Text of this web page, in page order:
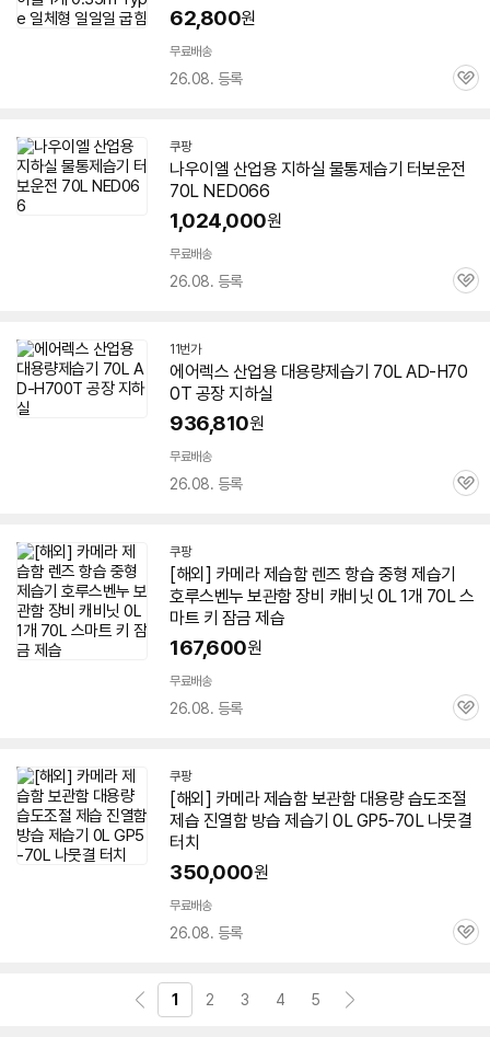
62,800원
무료배송
26.08. 등록
관
쿠팡
나우이엘 산업용 지하실 물통제습기 터보운전
70L NED066
1,024,000원
무료배송
26.08. 등록
관
11번가
에어렉스 산업용 대용량제습기 70L AD-H70
0T 공장 지하실
936,810원
무료배송
26.08. 등록
관
쿠팡
[해외] 카메라 제습함 렌즈 항습 중형 제습기
호루스벤누 보관함 장비 캐비닛 0L 1개 70L 스
마트 키 잠금 제습
167,600원
무료배송
26.08. 등록
관
쿠팡
[해외] 카메라 제습함 보관함 대용량 습도조절
제습 진열함 방습 제습기 0L GP5-70L 나뭇결
터치
350,000원
무료배송
26.08. 등록
관
1 2 3 4 5